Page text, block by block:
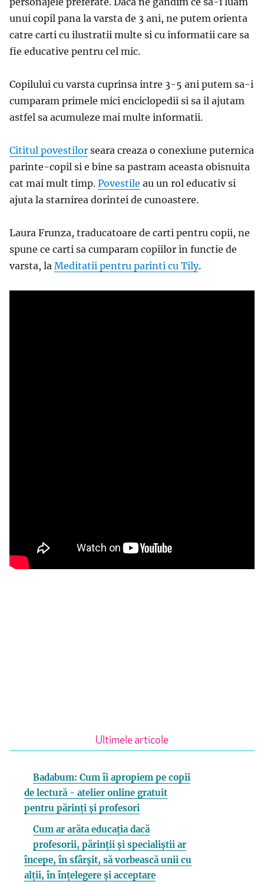
unui copil pana la varsta de 3 ani, ne putem orienta
catre carti cu ilustratii multe si cu informatii care sa
fie educative pentru cel mic.
Copilului cu varsta cuprinsa intre 3-5 ani putem sa-i
cumparam primele mici enciclopedii si sa il ajutam
astfel sa acumuleze mai multe informatii.
Cititul povestilor seara creaza o conexiune puternica
parinte-copil si e bine sa pastram aceasta obisnuita
cat mai mult timp. Povestile au un rol educativ si
ajuta la starnirea dorintei de cunoastere.
Laura Frunza, traducatoare de carti pentru copii, ne
spune ce carti sa cumparam copiilor in functie de
varsta, la Meditatii pentru parinti cu Tily.
Ultimele articole
Badabum: Cum îi apropiem pe copii
de lectură - atelier online gratuit
pentru părinți și profesori
Cum ar arăta educația dacă
profesorii, părinții și specialiștii ar
începe, în sfârșit, să vorbească unii cu
alții, în înțelegere și acceptare